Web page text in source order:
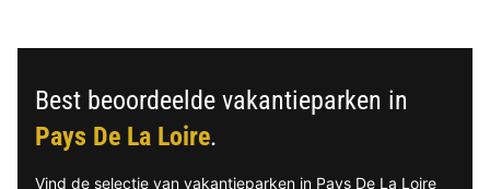
Best beoordeelde vakantieparken in
Pays De La Loire.
Vind de selectie van vakantieparken in Pays De La Loire